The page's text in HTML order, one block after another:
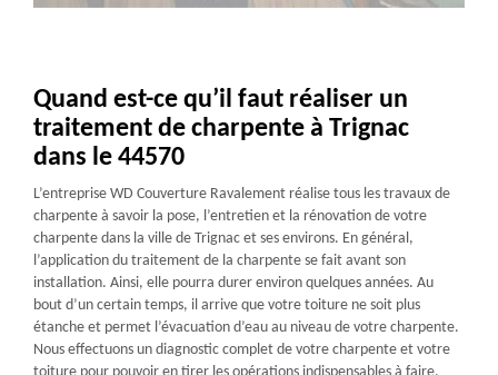
Quand est-ce qu’il faut réaliser un
traitement de charpente à Trignac
dans le 44570
L’entreprise WD Couverture Ravalement réalise tous les travaux de
charpente à savoir la pose, l’entretien et la rénovation de votre
charpente dans la ville de Trignac et ses environs. En général,
l’application du traitement de la charpente se fait avant son
installation. Ainsi, elle pourra durer environ quelques années. Au
bout d’un certain temps, il arrive que votre toiture ne soit plus
étanche et permet l’évacuation d’eau au niveau de votre charpente.
Nous effectuons un diagnostic complet de votre charpente et votre
toiture pour pouvoir en tirer les opérations indispensables à faire.